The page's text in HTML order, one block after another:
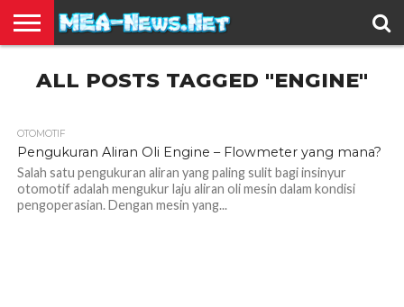
TERBARU
EDUKASI
HIBURAN
INSPIRASI
KESEHATAN
KULINER
OLAH
RAGA
OTOMOTIF
TRAVEL
JUAL
BELI
ALL POSTS TAGGED "ENGINE"
OTOMOTIF
Pengukuran Aliran Oli Engine – Flowmeter yang mana?
Salah satu pengukuran aliran yang paling sulit bagi insinyur
otomotif adalah mengukur laju aliran oli mesin dalam kondisi
pengoperasian. Dengan mesin yang...